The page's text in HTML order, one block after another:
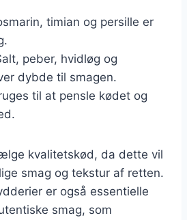
timian og persille er
peber, hvidløg og
dybde til smagen.
til at pensle kødet og
kvalitetskød, da dette vil
smag og tekstur af retten.
er også essentielle
smag, som